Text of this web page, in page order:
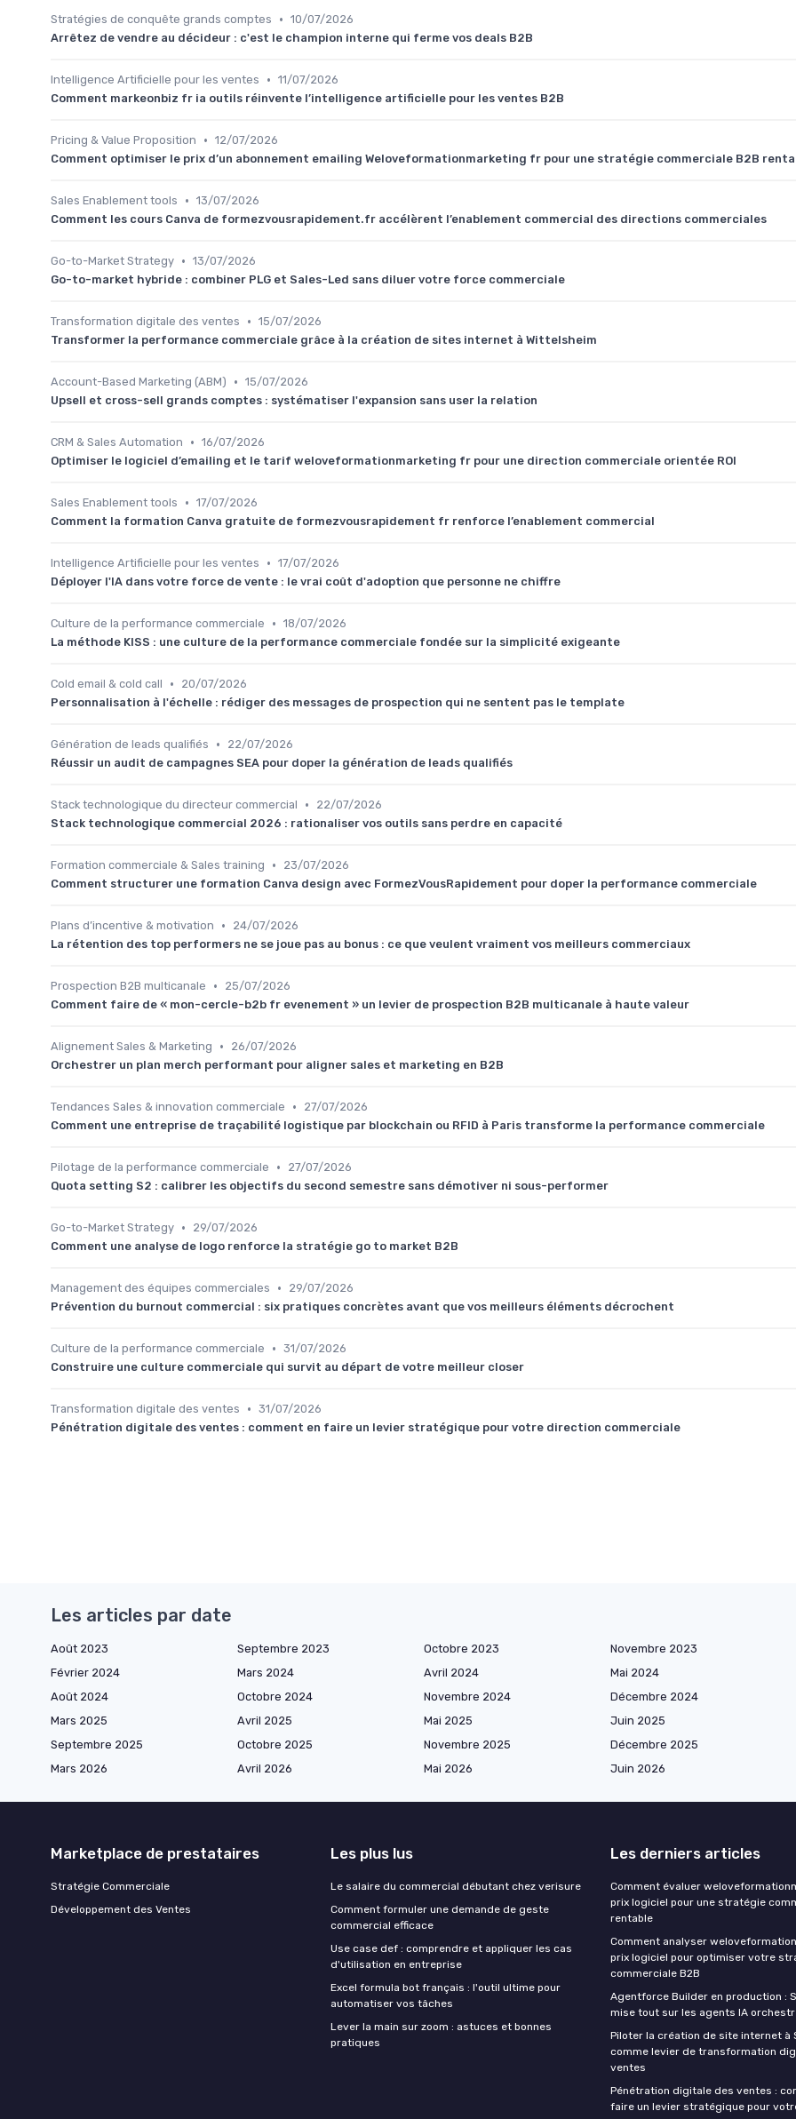
Stratégies de conquête grands comptes • 10/07/2026
Arrêtez de vendre au décideur : c'est le champion interne qui ferme vos deals B2B
Intelligence Artificielle pour les ventes • 11/07/2026
Comment markeonbiz fr ia outils réinvente l’intelligence artificielle pour les ventes B2B
Pricing & Value Proposition • 12/07/2026
Comment optimiser le prix d’un abonnement emailing Weloveformationmarketing fr pour une stratégie commerciale B2B
Sales Enablement tools • 13/07/2026
Comment les cours Canva de formezvousrapidement.fr accélèrent l’enablement commercial des directions commerciales
Go-to-Market Strategy • 13/07/2026
Go-to-market hybride : combiner PLG et Sales-Led sans diluer votre force commerciale
Transformation digitale des ventes • 15/07/2026
Transformer la performance commerciale grâce à la création de sites internet à Wittelsheim
Account-Based Marketing (ABM) • 15/07/2026
Upsell et cross-sell grands comptes : systématiser l'expansion sans user la relation
CRM & Sales Automation • 16/07/2026
Optimiser le logiciel d’emailing et le tarif weloveformationmarketing fr pour une direction commerciale orientée ROI
Sales Enablement tools • 17/07/2026
Comment la formation Canva gratuite de formezvousrapidement fr renforce l’enablement commercial
Intelligence Artificielle pour les ventes • 17/07/2026
Déployer l'IA dans votre force de vente : le vrai coût d'adoption que personne ne chiffre
Culture de la performance commerciale • 18/07/2026
La méthode KISS : une culture de la performance commerciale fondée sur la simplicité exigeante
Cold email & cold call •
20/07/2026
Personnalisation à l'échelle : rédiger des messages de prospection qui ne sentent pas le template
Génération de leads qualifiés •
22/07/2026
Réussir un audit de campagnes SEA pour doper la génération de leads qualifiés
Stack technologique du directeur commercial •
22/07/2026
Stack technologique commercial 2026 : rationaliser vos outils sans perdre en capacité
Formation commerciale & Sales training •
23/07/2026
Comment structurer une formation Canva design avec FormezVousRapidement pour doper la performance commerciale
Plans d’incentive & motivation •
24/07/2026
La rétention des top performers ne se joue pas au bonus : ce que veulent vraiment vos meilleurs commerciaux
Prospection B2B multicanale •
25/07/2026
Comment faire de « mon-cercle-b2b fr evenement » un levier de prospection B2B multicanale à haute valeur
Alignement Sales & Marketing •
26/07/2026
Orchestrer un plan merch performant pour aligner sales et marketing en B2B
Tendances Sales & innovation commerciale •
27/07/2026
Comment une entreprise de traçabilité logistique par blockchain ou RFID à Paris transforme la performance commerciale
Pilotage de la performance commerciale •
27/07/2026
Quota setting S2 : calibrer les objectifs du second semestre sans démotiver ni sous-performer
Go-to-Market Strategy •
29/07/2026
Comment une analyse de logo renforce la stratégie go to market B2B
Management des équipes commerciales •
29/07/2026
Prévention du burnout commercial : six pratiques concrètes avant que vos meilleurs éléments décrochent
Culture de la performance commerciale • 31/07/2026
Construire une culture commerciale qui survit au départ de votre meilleur closer
Transformation digitale des ventes • 31/07/2026
Pénétration digitale des ventes : comment en faire un levier stratégique pour votre direction commerciale
Les articles par date
Août 2023 Septembre 2023 Octobre 2023
Novembre 2023
Février 2024
Mars 2024 Avril 2024
Mai 2024
Août 2024
Octobre 2024 Novembre 2024
Décembre 2024
Mars 2025
Avril 2025 Mai 2025
Juin 2025
Septembre 2025
Octobre 2025 Novembre 2025
Décembre 2025
Mars 2026
Avril 2026 Mai 2026 Juin 2026
Marketplace de prestataires
Stratégie Commerciale
Développement des Ventes
Les plus lus
Le salaire du commercial débutant chez verisure
Comment formuler une demande de geste
commercial efficace
Use case def : comprendre et appliquer les cas
d'utilisation en entreprise
Excel formula bot français : l'outil ultime pour
automatiser vos tâches
Lever la main sur zoom : astuces et bonnes
pratiques
Les derniers articles
Comment évaluer
prix logiciel pour une stratégie
rentable
Comment analyser
prix logiciel pour optimiser votre
commerciale B2B
Agentforce Builder en production :
mise tout sur les agents IA
Piloter la création de site internet à
comme levier de transformation
ventes
Pénétration digitale des ventes :
faire un levier stratégique pour